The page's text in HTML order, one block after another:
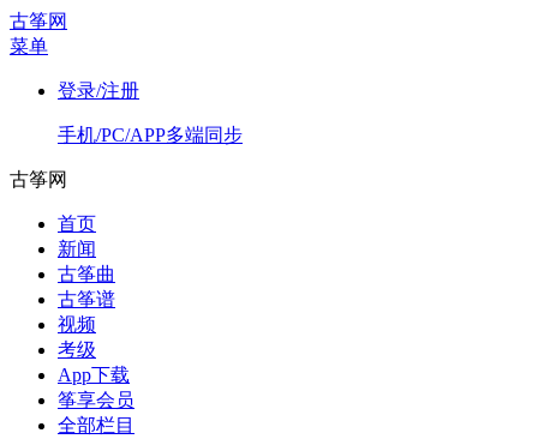
古筝网
菜单
登录/注册
手机/PC/APP多端同步
古筝网
首页
新闻
古筝曲
古筝谱
视频
考级
App下载
筝享会员
全部栏目